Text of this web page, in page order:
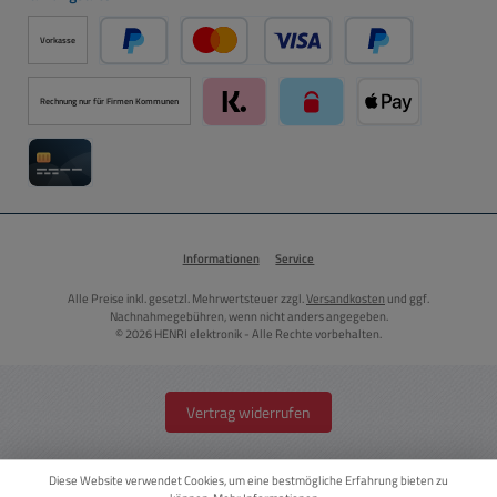
Vorkasse
PayPal Kredit- oder Debitkarte über PayPal
Rechnung nur für Firmen Kommunen
Informationen Service
Alle Preise inkl. gesetzl. Mehrwertsteuer zzgl.Versandkosten und ggf.
Nachnahmegebühren, wenn nicht anders angegeben.
© 2026 HENRI elektronik - Alle Rechte vorbehalten.
Vertrag widerrufen
Diese Website verwendet Cookies, um eine bestmögliche Erfahrung bieten zu